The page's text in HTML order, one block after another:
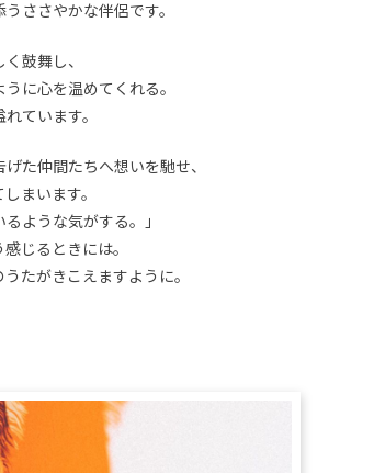
ささやかな伴侶です。
鼓舞し、
に心を温めてくれる。
ています。
た仲間たちへ想いを馳せ、
まいます。
ような気がする。」
じるときには。
たがきこえますように。